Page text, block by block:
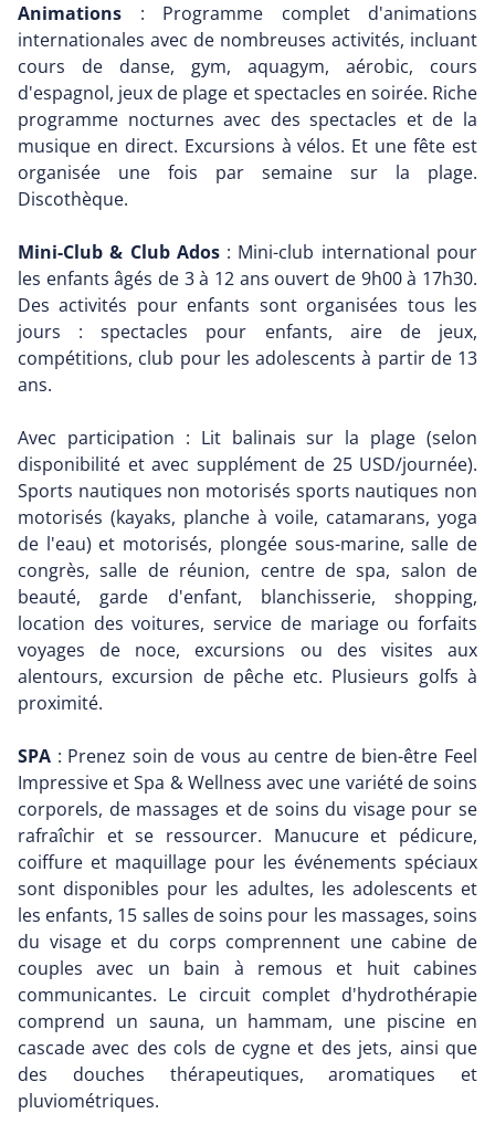
Animations : Programme complet d'animations
internationales avec de nombreuses activités, incluant
cours de danse, gym, aquagym, aérobic, cours
d'espagnol, jeux de plage et spectacles en soirée. Riche
programme nocturnes avec des spectacles et de la
musique en direct. Excursions à vélos. Et une fête est
organisée une fois par semaine sur la plage.
Discothèque.
Mini-Club & Club Ados : Mini-club international pour
les enfants âgés de 3 à 12 ans ouvert de 9h00 à 17h30.
Des activités pour enfants sont organisées tous les
jours : spectacles pour enfants, aire de jeux,
compétitions, club pour les adolescents à partir de 13
ans.
Avec participation : Lit balinais sur la plage (selon
disponibilité et avec supplément de 25 USD/journée).
Sports nautiques non motorisés sports nautiques non
motorisés (kayaks, planche à voile, catamarans, yoga
de l'eau) et motorisés, plongée sous-marine, salle de
congrès, salle de réunion, centre de spa, salon de
beauté, garde d'enfant, blanchisserie, shopping,
location des voitures, service de mariage ou forfaits
voyages de noce, excursions ou des visites aux
alentours, excursion de pêche etc. Plusieurs golfs à
proximité.
SPA : Prenez soin de vous au centre de bien-être Feel
Impressive et Spa & Wellness avec une variété de soins
corporels, de massages et de soins du visage pour se
rafraîchir et se ressourcer. Manucure et pédicure,
coiffure et maquillage pour les événements spéciaux
sont disponibles pour les adultes, les adolescents et
les enfants, 15 salles de soins pour les massages, soins
du visage et du corps comprennent une cabine de
couples avec un bain à remous et huit cabines
communicantes. Le circuit complet d'hydrothérapie
comprend un sauna, un hammam, une piscine en
cascade avec des cols de cygne et des jets, ainsi que
des douches thérapeutiques, aromatiques et
pluviométriques.